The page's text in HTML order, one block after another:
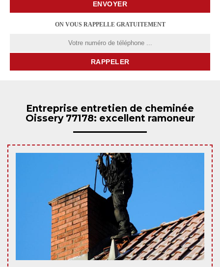
ON VOUS RAPPELLE GRATUITEMENT
Entreprise entretien de cheminée
Oissery 77178: excellent ramoneur